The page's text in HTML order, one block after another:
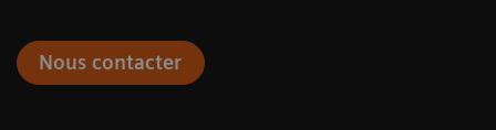
Nous contacter